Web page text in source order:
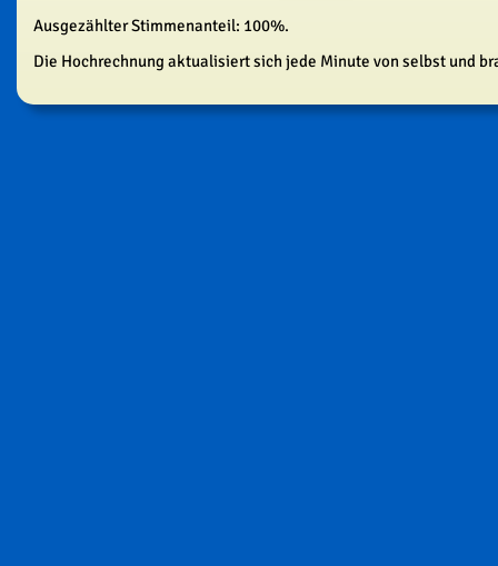
Ausgezählter Stimmenanteil: 100%.
Die Hochrechnung aktualisiert sich jede Minute von selbst und